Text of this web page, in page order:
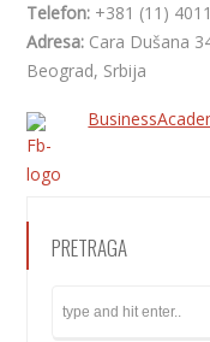
Telefon: +381 (11)
Adresa: Cara Dušana
Beograd, Srbija
PRETRAGA